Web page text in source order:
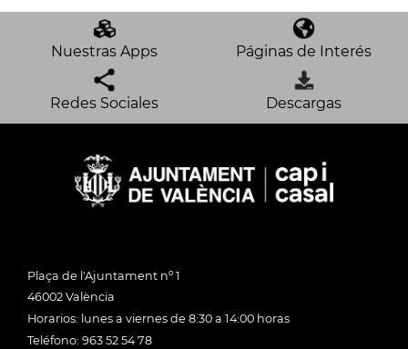
Nuestras Apps Páginas de Interés
Redes Sociales Descargas
Plaça de l'Ajuntament nº 1
46002 València
Horarios: lunes a viernes de 8:30 a 14:00 horas
Teléfono: 963 52 54 78